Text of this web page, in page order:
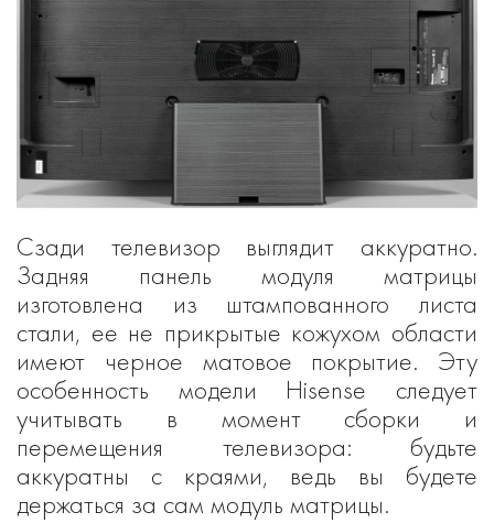
Сзади телевизор выглядит аккуратно.
Задняя панель модуля матрицы
изготовлена из штампованного листа
стали, ее не прикрытые кожухом области
имеют черное матовое покрытие. Эту
особенность модели Hisense следует
учитывать в момент сборки и
перемещения телевизора: будьте
аккуратны с краями, ведь вы будете
держаться за сам модуль матрицы.